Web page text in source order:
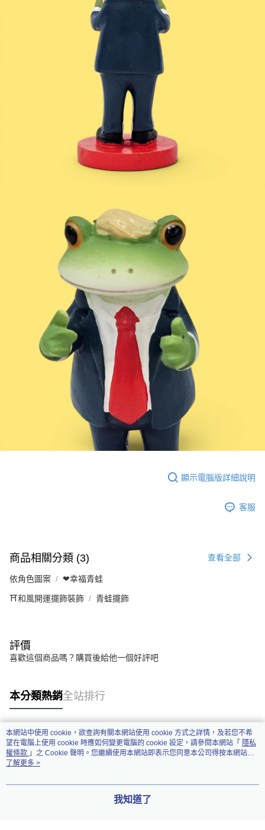
顯示電腦版詳細說明
客服
商品相關分類 (3) 查看全部
依角色圖案 ❤幸福青蛙
⛩️和風開運擺飾裝飾 青蛙擺飾
評價
喜歡這個商品嗎？購買後給他一個好評吧
本分類熱銷全站排行
熱門標籤
本網站中使用 cookie，欲查詢有關本網站使用 cookie 方式之詳情，及若您不希
望在電腦上使用 cookie 時應如何變更電腦的 cookie 設定，請參閱本網站「 隱私
權條款 」之 Cookie 聲明。您繼續使用本網站即表示您同意本公司得按本網站使
用條款之 Cookie 聲明使用 cookie。
了解更多 >
我知道了